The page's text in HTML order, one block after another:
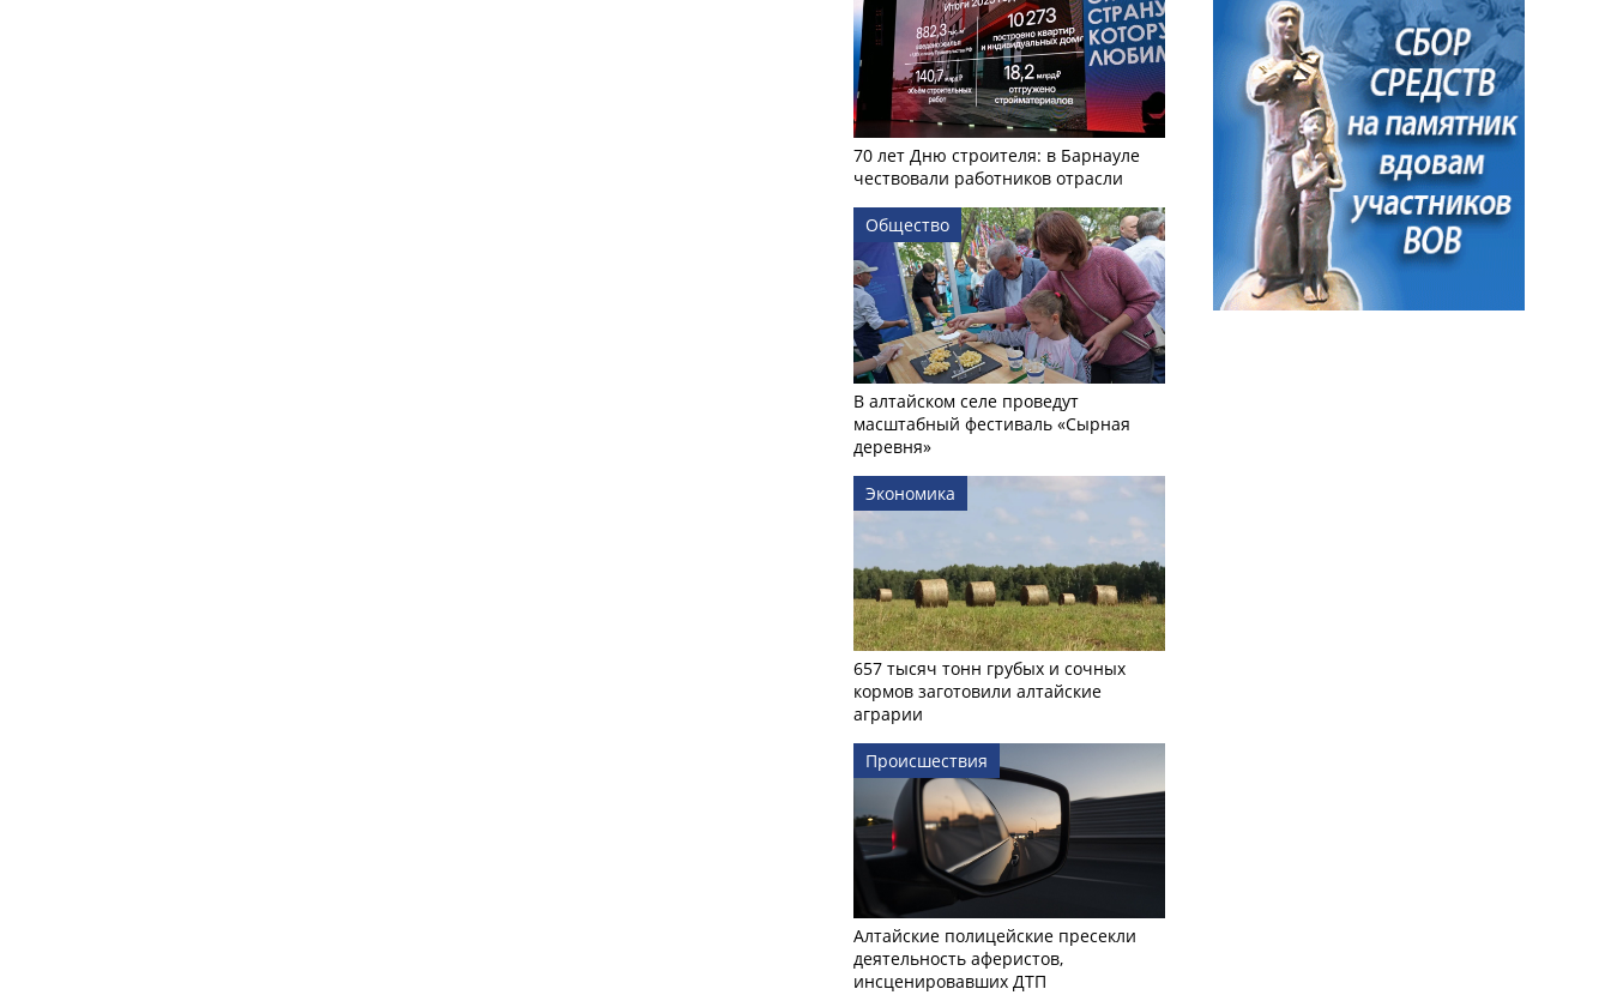
70 лет Дню строителя: в Барнауле
чествовали работников отрасли
Общество
В алтайском селе проведут
масштабный фестиваль «Сырная
деревня»
Экономика
657 тысяч тонн грубых и сочных
кормов заготовили алтайские
аграрии
Происшествия
Алтайские полицейские пресекли
деятельность аферистов,
инсценировавших ДТП